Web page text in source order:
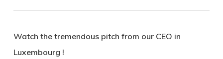
Watch the tremendous pitch from our CEO in
Luxembourg !